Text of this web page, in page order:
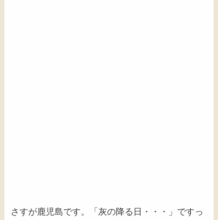
さすが鹿児島です。「灰の降る日・・・」ですっ